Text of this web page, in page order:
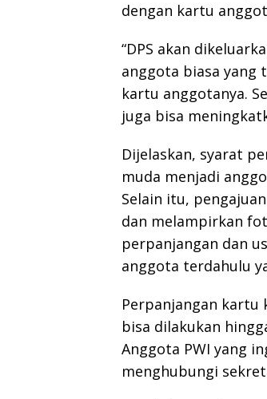
dengan kartu
“DPS akan
anggota biasa yang
kartu anggotanya.
juga bisa
Dijelaskan, syarat
muda menjadi
Selain itu,
dan melampirkan
perpanjangan dan
anggota terdahulu
Perpanjangan kartu
bisa dilakukan
Anggota PWI yang
menghubungi